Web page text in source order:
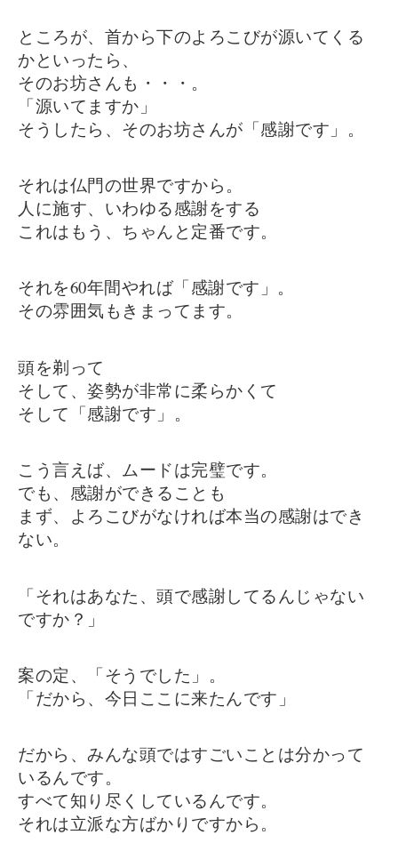
ところが、首から下のよろこびが源いてくる
かといったら、
そのお坊さんも・・・。
「源いてますか」
そうしたら、そのお坊さんが「感謝です」。
それは仏門の世界ですから。
人に施す、いわゆる感謝をする
これはもう、ちゃんと定番です。
それを60年間やれば「感謝です」。
その雰囲気もきまってます。
頭を剃って
そして、姿勢が非常に柔らかくて
そして「感謝です」。
こう言えば、ムードは完璧です。
でも、感謝ができることも
まず、よろこびがなければ本当の感謝はでき
ない。
「それはあなた、頭で感謝してるんじゃない
ですか？」
案の定、「そうでした」。
「だから、今日ここに来たんです」
だから、みんな頭ではすごいことは分かって
いるんです。
すべて知り尽くしているんです。
それは立派な方ばかりですから。